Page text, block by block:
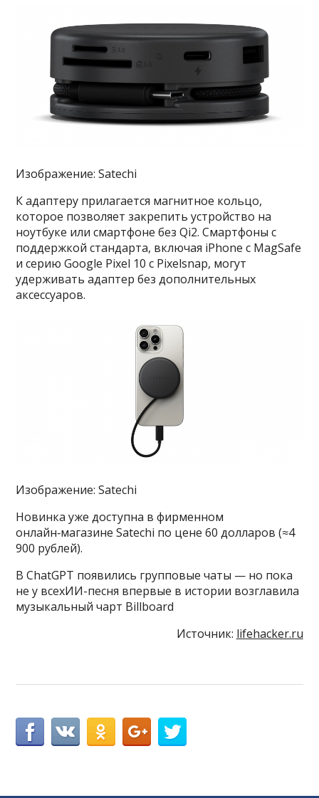
Изображение: Satechi
К адаптеру прилагается магнитное кольцо,
которое позволяет закрепить устройство на
ноутбуке или смартфоне без Qi2. Смартфоны с
поддержкой стандарта, включая iPhone с MagSafe
и серию Google Pixel 10 с Pixelsnap, могут
удерживать адаптер без дополнительных
аксессуаров.
Изображение: Satechi
Новинка уже доступна в фирменном
онлайн‑магазине Satechi по цене 60 долларов (≈4
900 рублей).
В ChatGPT появились групповые чаты — но пока
не у всехИИ-песня впервые в истории возглавила
музыкальный чарт Billboard
Источник: lifehacker.ru